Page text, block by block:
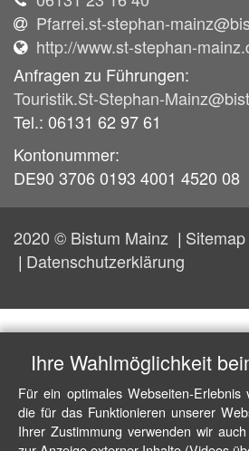
Pfarrei.st-stephan-
http://www.st-stephan-
Anfragen zu Führungen:
Touristik.St-Stephan-
Tel.: 06131 62 97 61
Kontonummer:
DE90 3706 0193 4001 4520 08
2020 © Bistum Mainz Sitemap
Datenschutzerklärung
Ihre Wahlmöglichkeit
Für ein optimales Webseiten-Erlebnis
die für das Funktionieren unserer
Ihrer Zustimmung verwenden wir